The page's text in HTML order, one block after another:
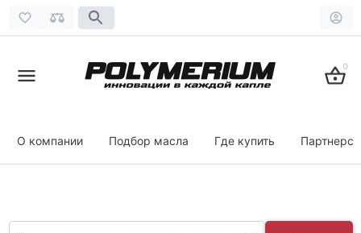
0
О компании Подбор масла Где купить